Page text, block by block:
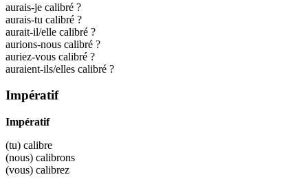
aurais-je calibré ?
aurais-tu calibré ?
aurait-il/elle calibré ?
aurions-nous calibré ?
auriez-vous calibré ?
auraient-ils/elles calibré ?
Impératif
Impératif
(tu) calibre
(nous) calibrons
(vous) calibrez